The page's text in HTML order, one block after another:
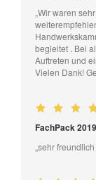
„Wir waren
begleitet . Bei
Auftreten und
Vielen Dank!
FachPack
„sehr